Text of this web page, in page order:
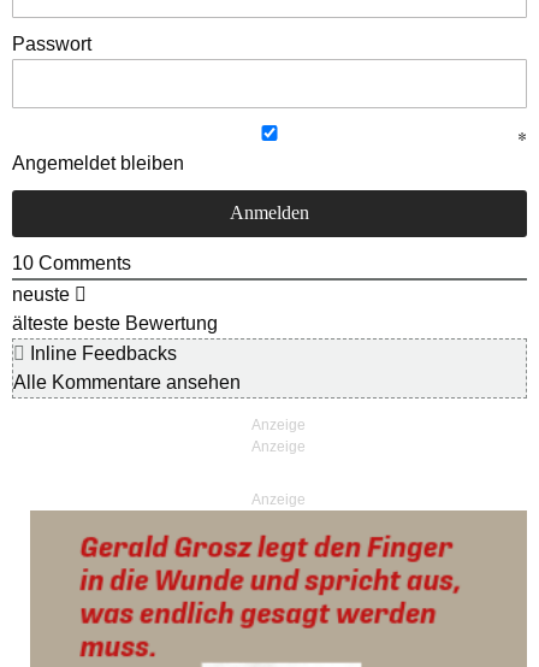
Passwort
Angemeldet bleiben
10 Comments
neuste
älteste beste Bewertung
Inline Feedbacks
Alle Kommentare ansehen
Anzeige